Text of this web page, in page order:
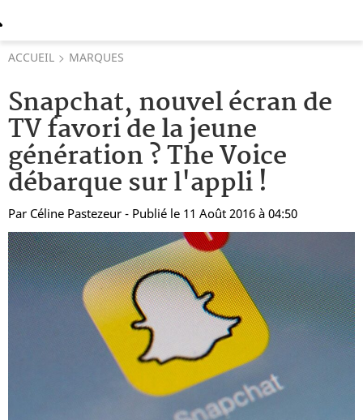
ACCUEIL MARQUES
Snapchat, nouvel écran de
TV favori de la jeune
génération ? The Voice
débarque sur l'appli !
Par Céline Pastezeur - Publié le 11 Août 2016 à 04:50